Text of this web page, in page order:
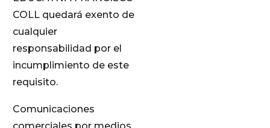
COLL quedará exento de
cualquier
responsabilidad por el
incumplimiento de este
requisito.
Comunicaciones